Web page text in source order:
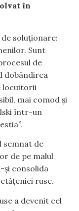
în
soluționare:
Sunt
de
dobândirea
locuitorii
mai comod și
într-un
semnat de
de pe malul
și consolida
ruse.
a devenit cel